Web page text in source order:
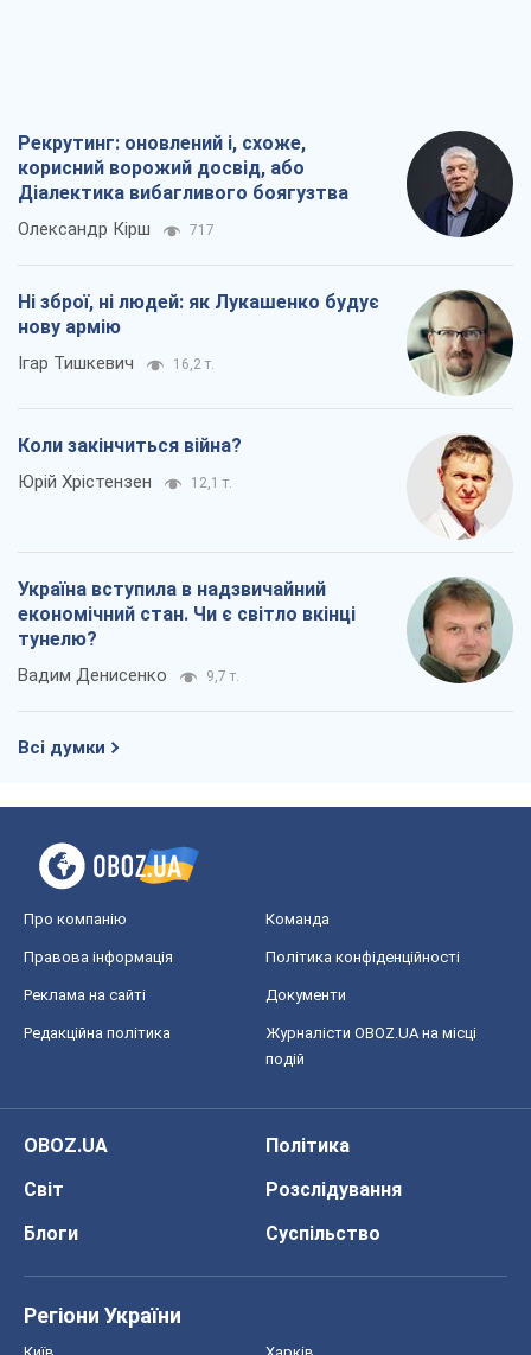
Рекрутинг: оновлений і, схоже,
корисний ворожий досвід, або
Діалектика вибагливого боягузтва
Олександр Кірш 717
Ні зброї, ні людей: як Лукашенко будує
нову армію
Ігар Тишкевич 16,2 т.
Коли закінчиться війна?
Юрій Хрістензен 12,1 т.
Україна вступила в надзвичайний
економічний стан. Чи є світло вкінці
тунелю?
Вадим Денисенко 9,7 т.
Всі думки
Про компанію Команда
Правова інформація Політика конфіденційності
Реклама на сайті Документи
Редакційна політика
Журналісти OBOZ.UA на місці
подій
OBOZ.UA
Політика
Світ
Розслідування
Блоги
Суспільство
Регіони України